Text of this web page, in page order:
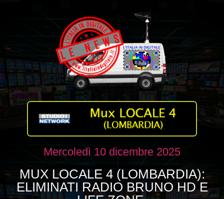
Mercoledì 10 dicembre 2025
MUX LOCALE 4 (LOMBARDIA):
ELIMINATI RADIO BRUNO HD E